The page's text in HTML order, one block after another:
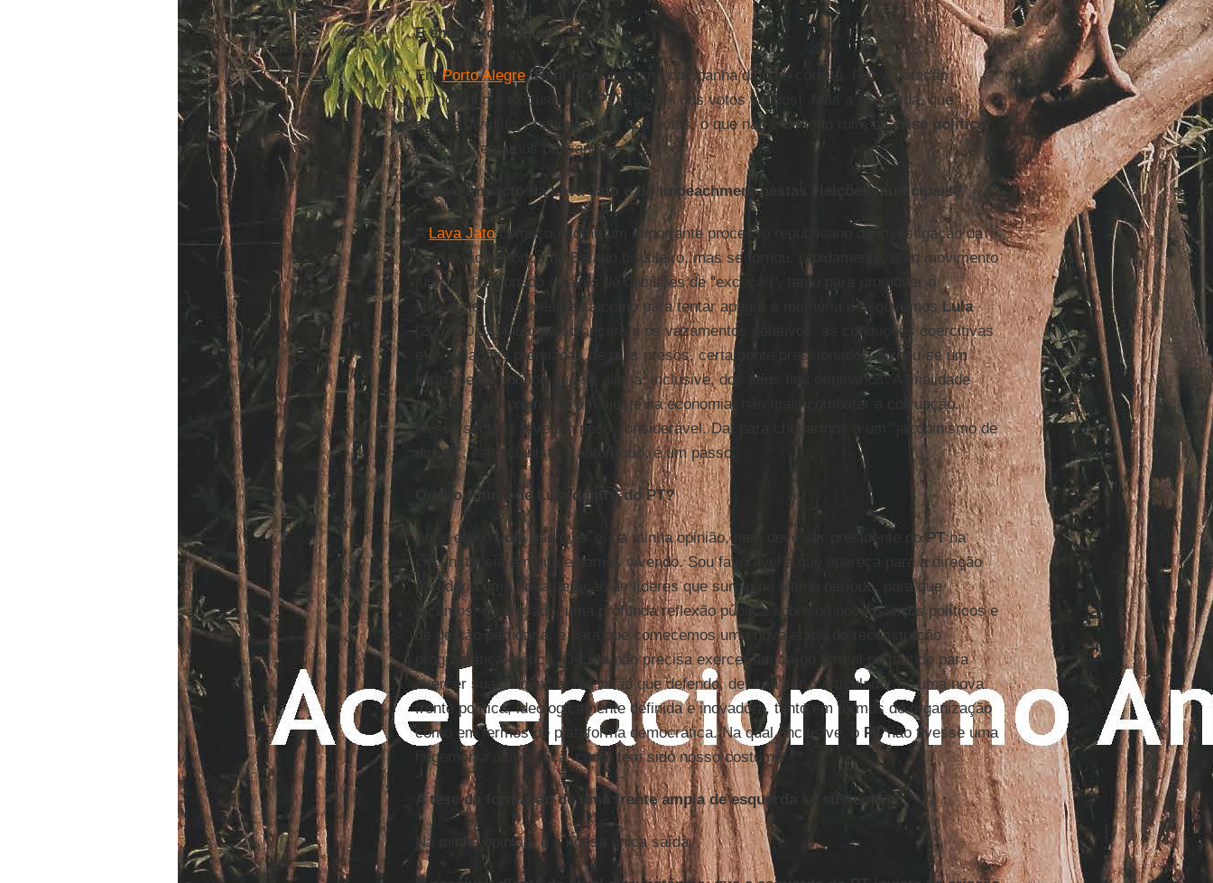
E em Porto Alegre?
EmPorto Alegre,Raul Pontfez uma campanha digna e correta. Fez a votação
praticamente exclusiva do PT[16,37% dos votos válidos]. Mas a esquerda, que
esteve dividida, chegou a 30% dos votos, o que não é de todo ruim nacrise política
pela qual estamos passando.
Qual o impacto da Lava Jato e do impeachment nestas eleições municipais?
Lava Jatocomeçou como um importante processo republicano de investigação da
corrupção histórica no Estado brasileiro, mas se tornou, rapidamente, num movimento
judicial direcionado através de decisões de "exceção", tanto para promover o
impedimento da presidenta como para tentar apagar a memória dos governos Lula
[2003-2010]. Quando começaram os vazamentos seletivos, as conduções coercitivas
e as delações premiadas de réus presos, certamente pressionados, tornou-se um
instrumento político que se aliena, inclusive, dos seus fins originários. A finalidade
passou a ser promover um ajuste na economia, não mais combater a corrupção.
Nesse sentido, teve um peso considerável. Daí para chegarmos a um "jacobinismo de
direita", salvacionista e autoritário, é um passo.
Qual o futuro de Lula dentro do PT?
Acho que oLulanão quer e, na minha opinião, nem deve ser presidente doPTna
circunstância em que estamos vivendo. Sou favorável a que apareça para a direção
partidária uma nova geração de líderes que surgiu no último período, para que
façamos, de um lado, uma profunda reflexão pública sobre os nossos erros políticos e
de gestão partidária, e para que comecemos uma nova etapa de reconstrução
programática e ética. O
Lulanão precisa exercer um cargo formal no partido para
exercer sua influência. Na visão que defendo, deveria ser o articulador de uma nova
frente política, ideologicamente definida e inovadora, tanto em termos de organização
como em termos de plataforma democrática. Na qual, inclusive, o PTnão tivesse uma
hegemonia automática, como tem sido nosso costume.
A tese da formação de uma frente ampla de esquerda se sustenta?
Na minha opinião, é a nossa única saída.